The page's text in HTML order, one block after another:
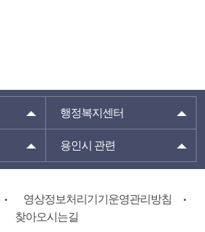
행정복지센터
용인시 관련
영상정보처리기기운영관리방침
찾아오시는길